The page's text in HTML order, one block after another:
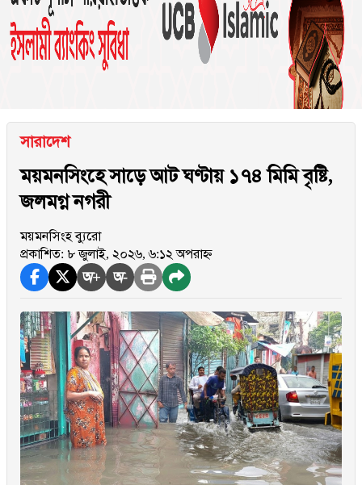
সারাদেশ
ময়মনসিংহে সাড়ে আট ঘণ্টায় ১৭৪ মিমি বৃষ্টি,
জলমগ্ন নগরী
ময়মনসিংহ ব্যুরো
প্রকাশিত: ৮ জুলাই, ২০২৬, ৬:১২ অপরাহ্ন
অ+ অ-